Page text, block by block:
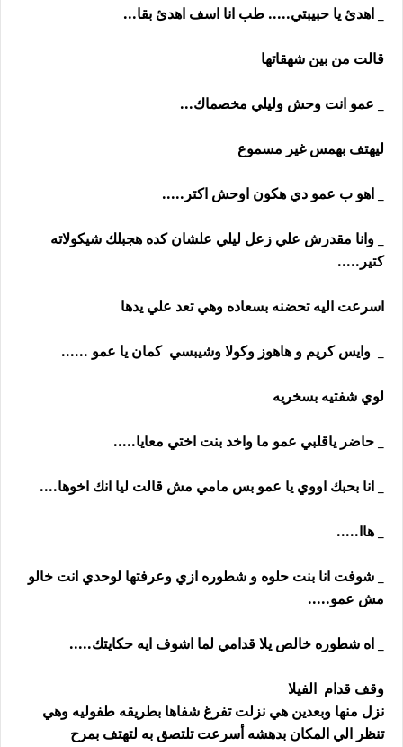
_ اهدئ يا حبيبتي..... طب انا اسف اهدئ بقا...
قالت من بين شهقاتها
_ عمو انت وحش وليلي مخصماك...
ليهتف بهمس غير مسموع
_ اهو ب عمو دي هكون اوحش اكتر.....
_ وانا مقدرش علي زعل ليلي علشان كده هجبلك شيكولاته
كتير.....
اسرعت اليه تحضنه بسعاده وهي تعد علي يدها
_ وايس كريم و هاهوز وكولا وشيبسي كمان يا عمو ......
لوي شفتيه بسخريه
_ حاضر ياقلبي عمو ما واخد بنت اختي معايا.....
_ انا بحبك اووي يا عمو بس مامي مش قالت ليا انك اخوها....
_ هاا.....
_ شوفت انا بنت حلوه و شطوره ازي وعرفتها لوحدي انت خالو
مش عمو.....
_ اه شطوره خالص يلا قدامي لما اشوف ايه حكايتك.....
وقف قدام الفيلا
نزل منها وبعدين هي نزلت تفرغ شفاها بطريقه طفوليه وهي
تنظر الي المكان بدهشه أسرعت تلتصق به لتهتف بمرح